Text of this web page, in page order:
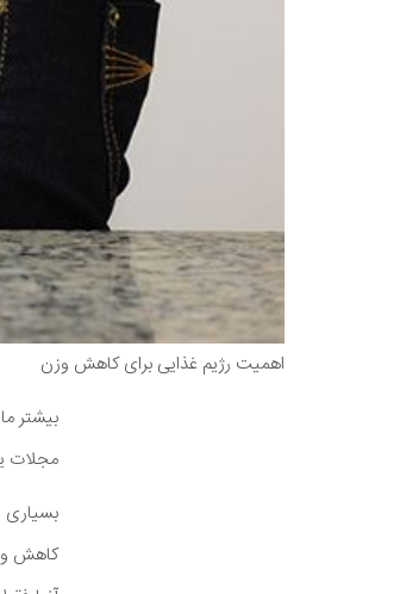
اهمیت رژیم غذایی برای کاهش وزن
بیشتر
مجلات
کاهش